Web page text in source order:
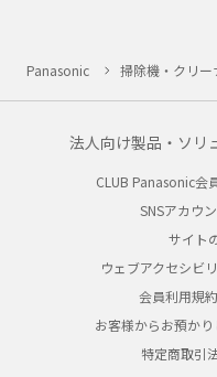
Panasonic 掃除機・クリー
法人向け製品・ソリ
CLUB Panasonic会
SNSアカウ
サイト
ウェブアクセシビ
会員利用規
お客様からお預か
特定商取引